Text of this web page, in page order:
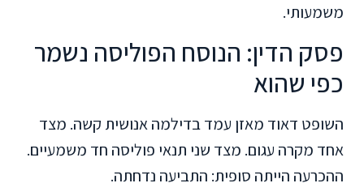
משמעותי.
פסק הדין: הנוסח הפוליסה נשמר
כפי שהוא
השופט דאוד מאזן עמד בדילמה אנושית קשה. מצד
אחד מקרה עגום. מצד שני תנאי פוליסה חד משמעיים.
ההכרעה הייתה סופית: התביעה נדחתה.